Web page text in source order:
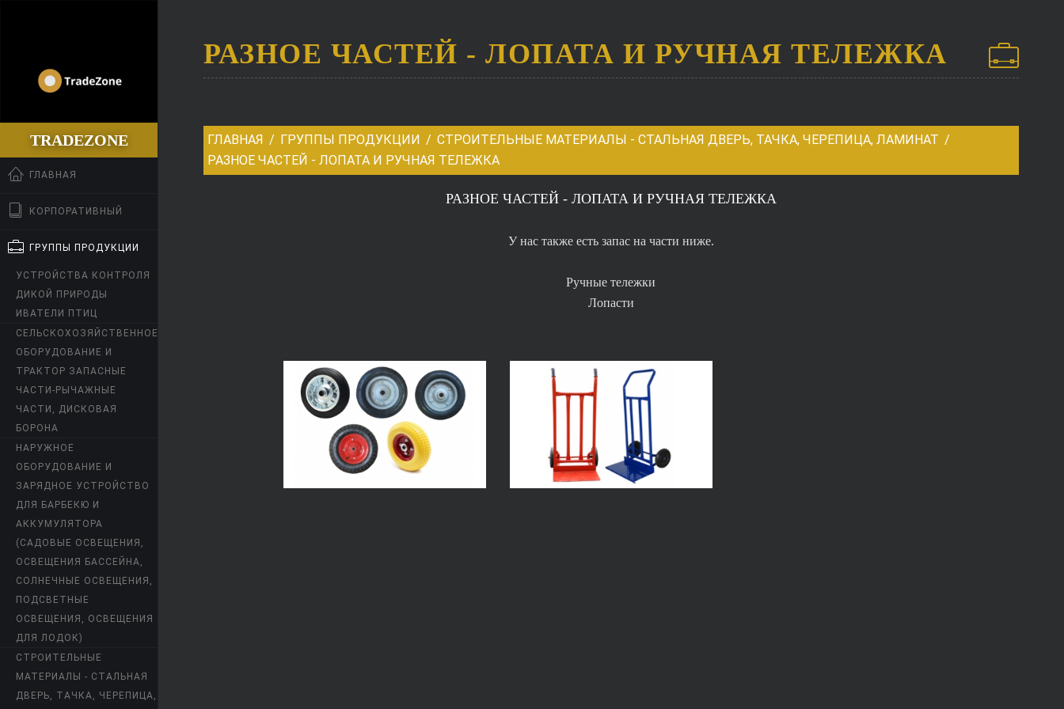
TRADEZONE
ГЛАВНАЯ
КОРПОРАТИВНЫЙ
ГРУППЫ ПРОДУКЦИИ
УСТРОЙСТВА КОНТРОЛЯ
ДИКОЙ ПРИРОДЫ
ИВАТЕЛИ ПТИЦ
СЕЛЬСКОХОЗЯЙСТВЕННОЕ
ОБОРУДОВАНИЕ И
ТРАКТОР ЗАПАСНЫЕ
ЧАСТИ-РЫЧАЖНЫЕ
ЧАСТИ, ДИСКОВАЯ
БОРОНА
НАРУЖНОЕ
ОБОРУДОВАНИЕ И
ЗАРЯДНОЕ УСТРОЙСТВО
ДЛЯ БАРБЕКЮ И
АККУМУЛЯТОРА
(САДОВЫЕ ОСВЕЩЕНИЯ,
ОСВЕЩЕНИЯ БАССЕЙНА,
СОЛНЕЧНЫЕ ОСВЕЩЕНИЯ,
ПОДСВЕТНЫЕ
ОСВЕЩЕНИЯ, ОСВЕЩЕНИЯ
ДЛЯ ЛОДОК)
СТРОИТЕЛЬНЫЕ
МАТЕРИАЛЫ - СТАЛЬНАЯ
ДВЕРЬ, ТАЧКА, ЧЕРЕПИЦА,
РАЗНОЕ ЧАСТЕЙ - ЛОПАТА И РУЧНАЯ ТЕЛЕЖКА
ГЛАВНАЯ ГРУППЫ ПРОДУКЦИИ
СТРОИТЕЛЬНЫЕ МАТЕРИАЛЫ - СТАЛЬНАЯ ДВЕРЬ, ТАЧКА, ЧЕРЕПИЦА, ЛАМИНАТ
РАЗНОЕ ЧАСТЕЙ - ЛОПАТА И РУЧНАЯ ТЕЛЕЖКА
РАЗНОЕ ЧАСТЕЙ - ЛОПАТА И РУЧНАЯ ТЕЛЕЖКА
У нас также есть запас на части ниже.
Ручные тележки
Лопасти